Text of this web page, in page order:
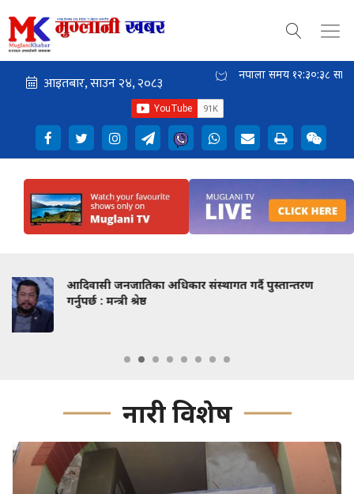
नेपाली समय १२:३०:४० साँझ
सुपर कमेडी लिग’को औपचारिक घोषणा, राजेश
निर्णायक
नारी विशेष